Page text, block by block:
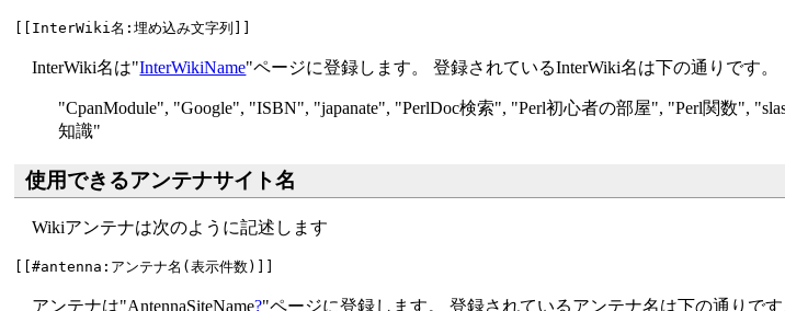
InterWiki名は"InterWikiName"ページに登録します。 登録されているInterWiki名は下の通りです。
"CpanModule", "Google", "ISBN", "japanate", "PerlDoc検索", "Perl初心者の部屋", "Perl関数", "
知識"
使用できるアンテナサイト名
Wikiアンテナは次のように記述します
アンテナは"AntennaSiteName?"ページに登録します。 登録されているアンテナ名は下の通りです